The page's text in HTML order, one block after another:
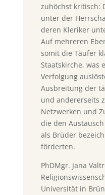
zuhöchst kritisch:
unter der
deren Kleriker
Auf mehreren
somit die Täufer
Staatskirche, was
Verfolgung
Ausbreitung der
und andererseits
Netzwerken und
die den
als Brüder
förderten.
PhDMgr. Jana
Universität in